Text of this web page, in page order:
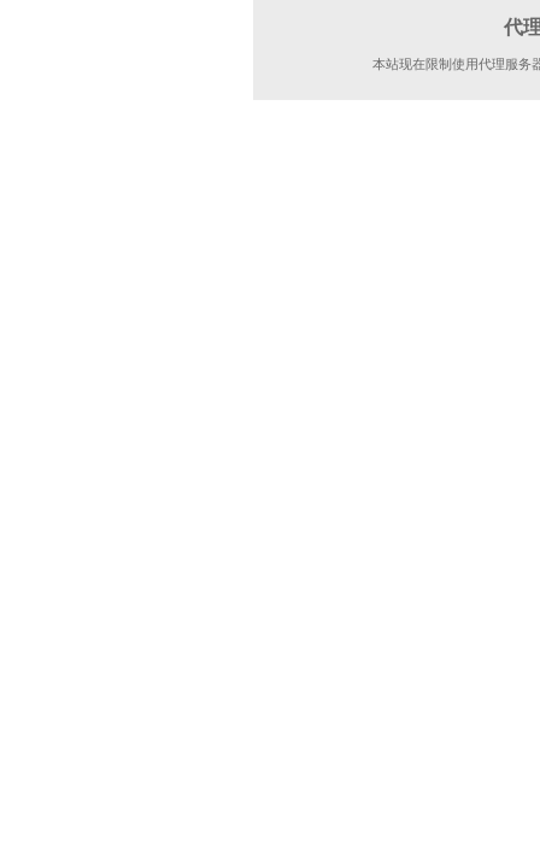
代
本站现在限制使用代理服务